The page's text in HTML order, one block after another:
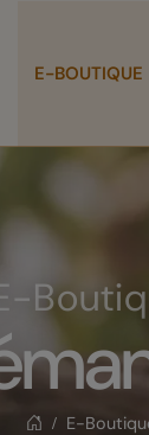
E-BOUTIQUE
E-